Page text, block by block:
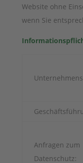
Website ohne
wenn Sie
Anfragen zum
Datenschutz: